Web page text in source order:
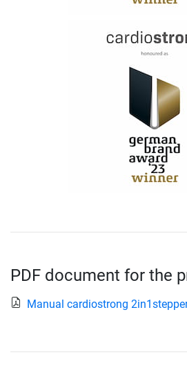
PDF document for the
Manual cardiostrong